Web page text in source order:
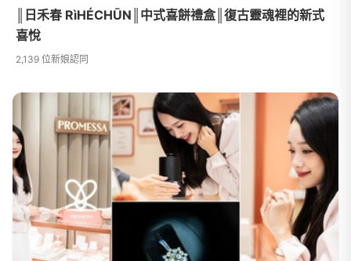
║日禾春 RìHÉCHŪN║中式喜餅禮盒║復古靈魂裡的新式
喜悅
2,139 位新娘認同